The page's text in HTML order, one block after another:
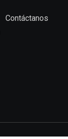
Contáctanos